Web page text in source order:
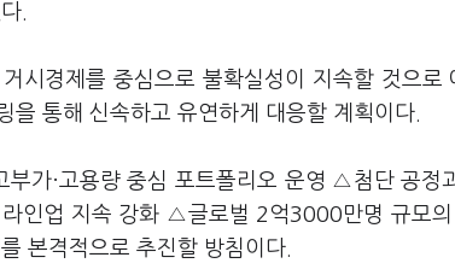
.
시경제를 중심으로 불확실성이 지속할 것으
을 통해 신속하고 유연하게 대응할 계획이다.
부가·고용량 중심 포트폴리오 운영 △첨단 공
라인업 지속 강화 △글로벌 2억3000만명 규모
본격적으로 추진할 방침이다.